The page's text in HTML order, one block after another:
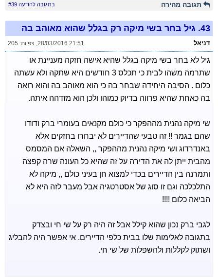
תגובה מהירה בתגובה להודעה #39
43. גיל בחר בשי מיקה רק בגלל שהוא מאוהב בה
דניאל 28/03/2016 21:51
, צפיות: 205
גיל לא בחר בשי מיקה בגלל שהיא אישה חזקה מעניינת או
שתרמה משהו לבית כי תכלס 3 חודשים היא שתקה ולא עשתה
כלום . הסיבה היחידה שבחר בה כי הוא מאוהב בה והוא רואה
בה כאחת שהיא פרווה בדיוק כמוהו ולכן הוא מזדהה איתה.
שי מיקה נהנית מההפקר כי כולם מקנאים בעומרי ברק ודודו
שהם בגמר !! זה טבעי שהדיירים לא יבחרו בחזקים אלא
באנדרדוג ושי מיקה נהנית מההפקר ,, השאלה אם המסמס
מהבית ייתן לה את הדירה על זה שהיא כל העונה שרה קפצה
ותמרנה בין הדיירים בכדי למצוא חן בעיני כולם ,, מיקה לא
התלכלכה וגם זו סוג של אסטרטגיה אבל מעבר לזה היא לא
הביאה כלום !!!!
לגבי ברק נכון שהוא קילל אבל זה היה רק על שי חי ובצדק
בתגובה לאלימות שלו בבית כלפי הדיירים. אי אפשר היה להבליג
ושתוק לקללות ולהשפלות של שי חי.